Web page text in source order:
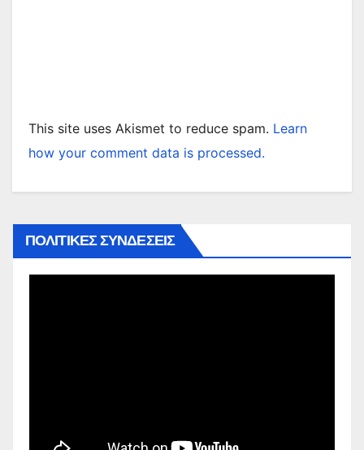
This site uses Akismet to reduce spam. Learn
how your comment data is processed.
ΠΟΛΙΤΙΚΕΣ ΣΥΝΔΕΣΕΙΣ